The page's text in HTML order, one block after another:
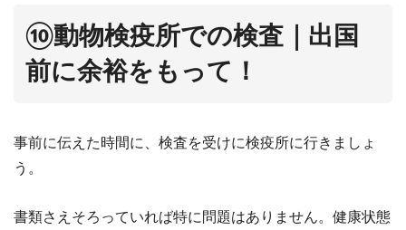
⑩動物検疫所での検査｜出国
前に余裕をもって！
事前に伝えた時間に、検査を受けに検疫所に行きましょ
う。
書類さえそろっていれば特に問題はありません。健康状態